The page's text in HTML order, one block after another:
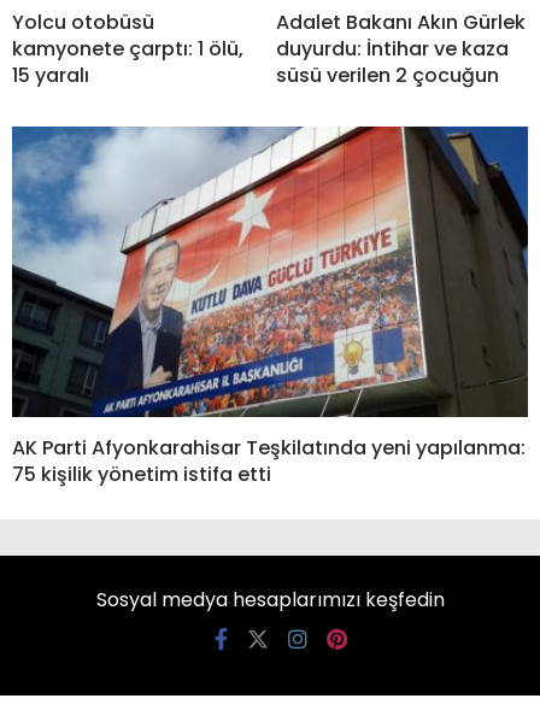
Yolcu otobüsü
kamyonete çarptı: 1 ölü,
15 yaralı
Adalet Bakanı Akın Gürlek
duyurdu: İntihar ve kaza
süsü verilen 2 çocuğun
AK Parti Afyonkarahisar Teşkilatında yeni yapılanma:
75 kişilik yönetim istifa etti
Sosyal medya hesaplarımızı keşfedin